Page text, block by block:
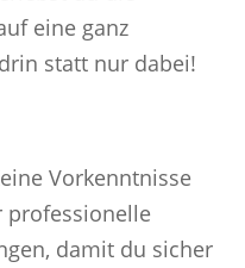
eine ganz
statt nur dabei!
Vorkenntnisse
professionelle
damit du sicher